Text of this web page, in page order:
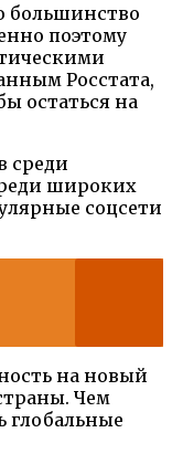
большинство
поэтому
Росстата,
остаться на
среди
широких
соцсети
на новый
Чем
глобальные